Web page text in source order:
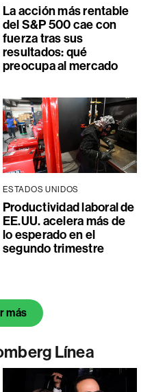
La acción más rentable
del S&P 500 cae con
fuerza tras sus
resultados: qué
preocupa al mercado
ESTADOS UNIDOS
Productividad laboral de
EE.UU. acelera más de
lo esperado en el
segundo trimestre
más
Línea